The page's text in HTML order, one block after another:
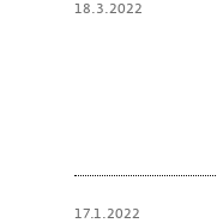
18.3.2022
17.1.2022